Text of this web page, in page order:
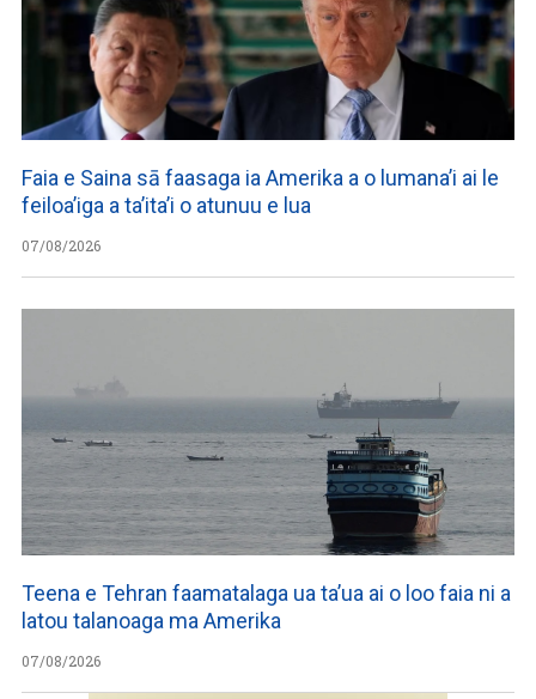
Faia e Saina sā faasaga ia Amerika a o lumana’i ai le
feiloa’iga a ta’ita’i o atunuu e lua
07/08/2026
Teena e Tehran faamatalaga ua ta’ua ai o loo faia ni a
latou talanoaga ma Amerika
07/08/2026